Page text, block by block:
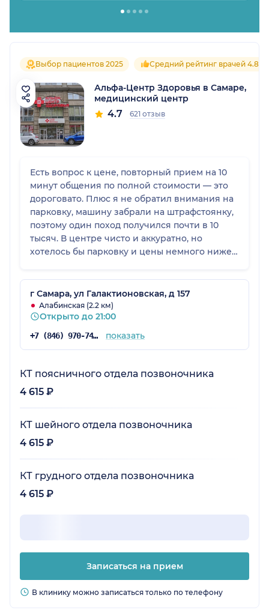
Выбор пациентов 2025 Средний рейтинг врачей 4.8
Альфа-Центр Здоровья в Самаре,
медицинский центр
4.7 621 отзыв
Есть вопрос к цене, повторный прием на 10
минут общения по полной стоимости — это
дороговато. Плюс я не обратил внимания на
парковку, машину забрали на штрафстоянку,
поэтому один поход получился почти в 10
тысяч. В центре чисто и аккуратно, но
хотелось бы парковку и цены немного ниже
г Самара, ул Галактионовская, д 157
Алабинская (2.2 км)
Открыто до 21:00
+7 (846) 970-74-07 показать
КТ поясничного отдела позвоночника
4 615 ₽
КТ шейного отдела позвоночника
4 615 ₽
КТ грудного отдела позвоночника
4 615 ₽
Записаться на прием
В клинику можно записаться только по телефону